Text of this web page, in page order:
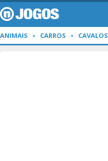
ANIMAIS CARROS CAVALOS